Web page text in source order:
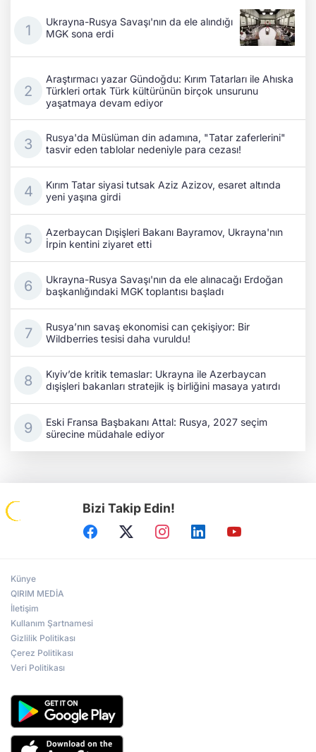
Ukrayna-Rusya Savaşı'nın da ele alındığı
MGK sona erdi
Araştırmacı yazar Gündoğdu: Kırım Tatarları ile Ahıska
Türkleri ortak Türk kültürünün birçok unsurunu
yaşatmaya devam ediyor
Rusya'da Müslüman din adamına, "Tatar zaferlerini"
tasvir eden tablolar nedeniyle para cezası!
Kırım Tatar siyasi tutsak Aziz Azizov, esaret altında
yeni yaşına girdi
Azerbaycan Dışişleri Bakanı Bayramov, Ukrayna'nın
İrpin kentini ziyaret etti
Ukrayna-Rusya Savaşı'nın da ele alınacağı Erdoğan
başkanlığındaki MGK toplantısı başladı
Rusya’nın savaş ekonomisi can çekişiyor: Bir
Wildberries tesisi daha vuruldu!
Kıyiv’de kritik temaslar: Ukrayna ile Azerbaycan
dışişleri bakanları stratejik iş birliğini masaya yatırdı
Eski Fransa Başbakanı Attal: Rusya, 2027 seçim
sürecine müdahale ediyor
Bizi Takip Edin!
Künye
QIRIM MEDİA
İletişim
Kullanım Şartnamesi
Gizlilik Politikası
Çerez Politikası
Veri Politikası